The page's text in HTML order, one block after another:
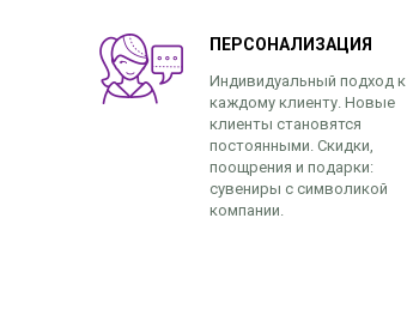
ПЕРСОНАЛИЗАЦИЯ
Индивидуальный подход к
каждому клиенту. Новые
клиенты становятся
постоянными. Скидки,
поощрения и подарки:
сувениры с символикой
компании.